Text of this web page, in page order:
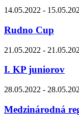
14.05.2022 -
Rudno Cup
21.05.2022 -
I. KP juniorov
28.05.2022 -
Medzinárodná